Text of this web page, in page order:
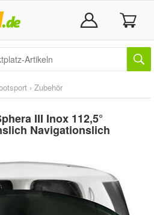
› Zubehör
III Inox 112,5°
Navigationslich